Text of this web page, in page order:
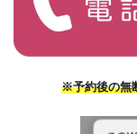
※予約後の無